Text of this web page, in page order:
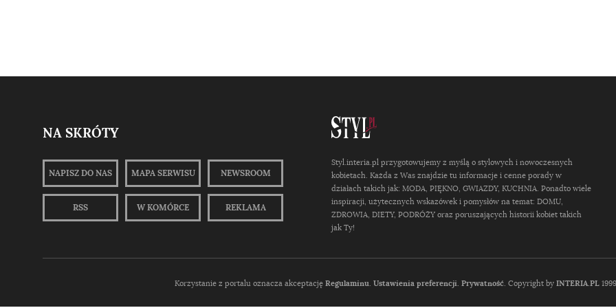
NA SKRÓTY
NAPISZ DO NAS MAPA SERWISU NEWSROOM
RSS W KOMÓRCE REKLAMA
Styl.interia.pl przygotowujemy z myślą o stylowych i nowoczesnych
kobietach. Każda z Was znajdzie tu informacje i cenne porady w
działach takich jak: MODA, PIĘKNO, GWIAZDY, KUCHNIA. Ponadto wiele
inspiracji, użytecznych wskazówek i pomysłów na temat: DOMU,
ZDROWIA, DIETY, PODRÓŻY oraz poruszających historii kobiet takich
jak Ty!
Korzystanie z portalu oznacza akceptację Regulaminu. Ustawienia preferencji. Prywatność. Copyright by INTERIA.PL